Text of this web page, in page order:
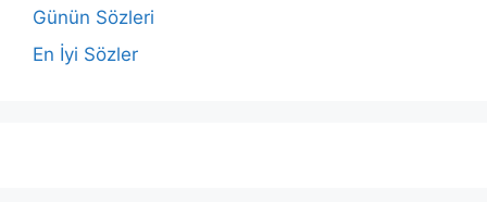
Günün Sözleri
En İyi Sözler